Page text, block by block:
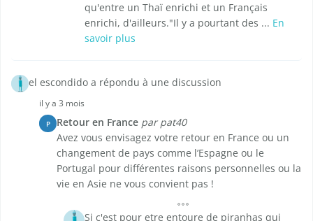
qu'entre un Thaï enrichi et un Français
enrichi, d'ailleurs."Il y a pourtant des ... En
savoir plus
el escondido a répondu à une discussion
il y a 3 mois
P Retour en France par pat40
Avez vous envisagez votre retour en France ou un
changement de pays comme l’Espagne ou le
Portugal pour différentes raisons personnelles ou la
vie en Asie ne vous convient pas !
Si c'est pour etre entoure de piranhas qui